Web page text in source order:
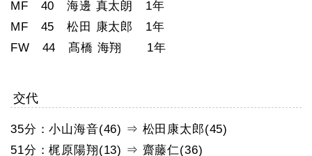
MF 40 海邊 真太朗 1年
MF 45 松田 康太郎 1年
FW 44 髙橋 海翔 1年
交代
35分：小山海音(46) ⇒ 松田康太郎(45)
51分：梶原陽翔(13) ⇒ 齋藤仁(36)